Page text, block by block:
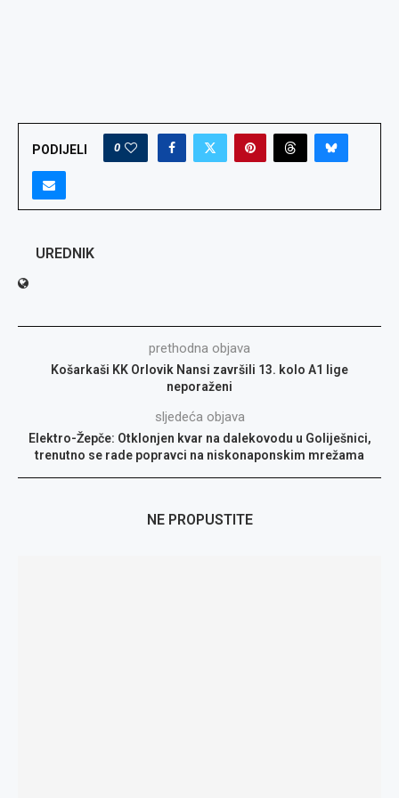
PODIJELI 0
UREDNIK
prethodna objava
Košarkaši KK Orlovik Nansi završili 13. kolo A1 lige
neporaženi
sljedeća objava
Elektro-Žepče: Otklonjen kvar na dalekovodu u Goliješnici,
trenutno se rade popravci na niskonaponskim mrežama
NE PROPUSTITE